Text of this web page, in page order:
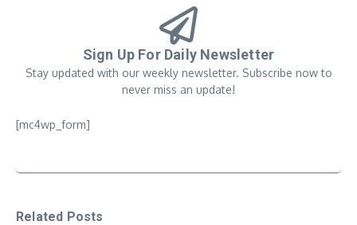
Sign Up For Daily Newsletter
Stay updated with our weekly newsletter. Subscribe now to
never miss an update!
[mc4wp_form]
Related Posts